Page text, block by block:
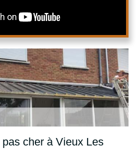
cher à Vieux Les